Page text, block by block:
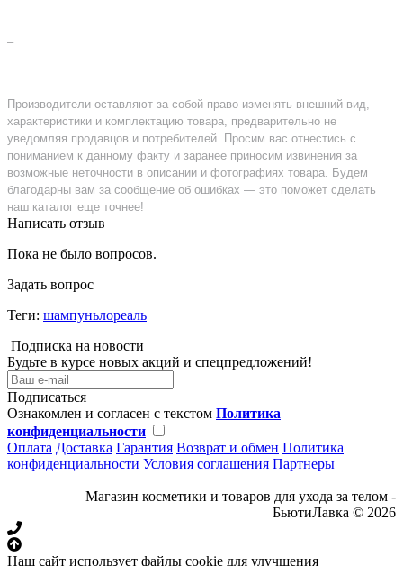
–
Производители оставляют за собой право изменять внешний вид,
характеристики и комплектацию товара, предварительно не
уведомляя продавцов и потребителей. Просим вас отнестись с
пониманием к данному факту и заранее приносим извинения за
возможные неточности в описании и фотографиях товара. Будем
благодарны вам за сообщение об ошибках — это поможет сделать
наш каталог еще точнее!
Написать отзыв
Пока не было вопросов.
Задать вопрос
Теги: шампуньлореаль
Подписка на новости
Будьте в курсе новых акций и спецпредложений!
Подписаться
Ознакомлен и согласен с текстом Политика
конфиденциальности
Оплата Доставка Гарантия Возврат и обмен Политика
конфиденциальности Условия соглашения Партнеры
Магазин косметики и товаров для ухода за телом -
БьютиЛавка © 2026
Наш сайт использует файлы cookie для улучшения